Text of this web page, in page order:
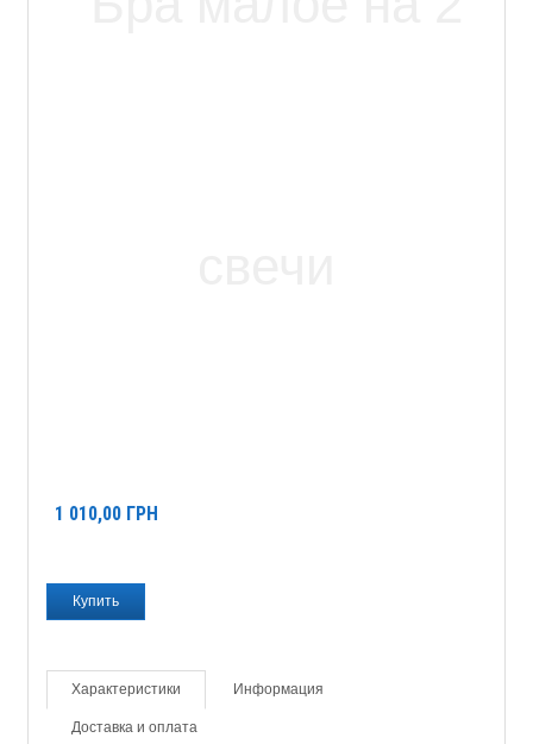
1 010,00 ГРН
Характеристики Информация
Доставка и оплата